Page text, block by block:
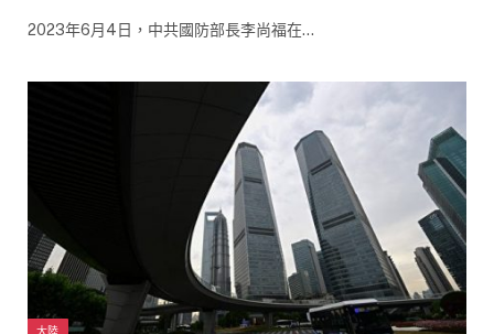
2023年6月4日，中共國防部長李尚福在…
大陸